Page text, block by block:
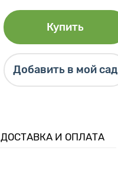
Купить
Добавить в мой сад
ДОСТАВКА И ОПЛАТА